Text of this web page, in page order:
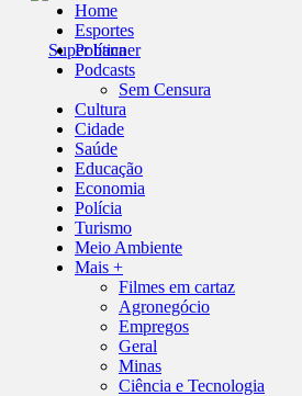
Home
Esportes
Política
Podcasts
Sem Censura
Cultura
Cidade
Saúde
Educação
Economia
Polícia
Turismo
Meio Ambiente
Mais +
Filmes em cartaz
Agronegócio
Empregos
Geral
Minas
Ciência e Tecnologia